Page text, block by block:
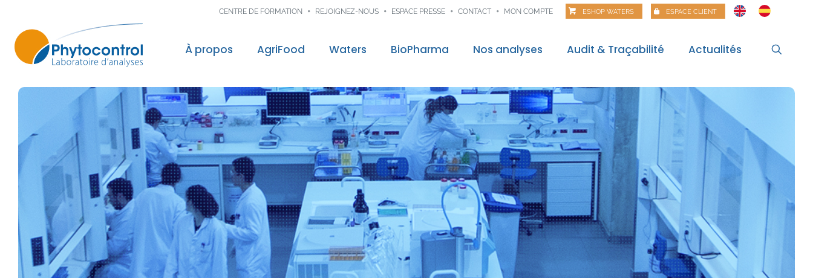
CENTRE DE FORMATION REJOIGNEZ-NOUS ESPACE PRESSE CONTACT MON COMPTE ESHOP WATERS ESPACE CLIENT
À propos
Le groupe Phytocontrol
Nos valeurs, notre mission
Nos accréditations
Nos reconnaissances
Nos laboratoires
Politique Qualité
Recherche & Développement
Sécurité des données
AgriFood Waters BioPharma Nos analyses Audit & Traçabilité
Audit & Conseil
Traçabilité digitale
Actualités
Actualités
Veille règlementaire
Bilan règlementaire
Les Matinales
Alertes alimentaires
Webinaires
Food Risk
Polar Pod